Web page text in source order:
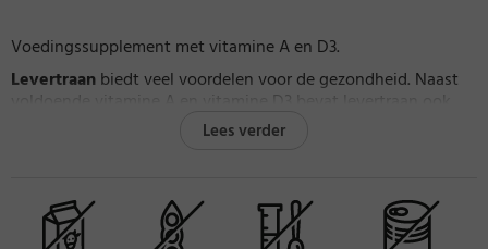
Voedingssupplement met vitamine A en D3.
Levertraanbiedt veel voordelen voor de gezondheid. Naast
voldoende vitamine A en vitamine D3 bevat levertraan ook
meervoudig onverzadigde vetzuren. De vervanging van
verzadigde vetzuren door meervoudig onverzadigde vetzuren
Vitamine A
is essentieel voor de gezondheid van de huid en
slijmvliezen, voor het behoud van een goed
Lees verder